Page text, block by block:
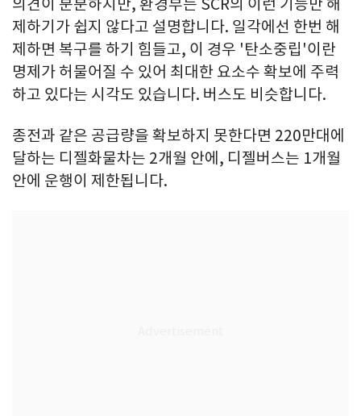
의견이 분분하지만, 환경부는 SCR의 이런 기능만 해
제하기가 쉽지 않다고 설명합니다. 일각에선 한번 해
제하면 복구를 하기 힘들고, 이 경우 '탄소중립'이란
명제가 허물어질 수 있어 최대한 요소수 확보에 주력
하고 있다는 시각도 있습니다. 버스도 비슷합니다.
종전과 같은 공급량을 확보하지 못한다면 220만대에
달하는 디젤화물차는 2개월 안에, 디젤버스는 1개월
안에 운행이 제한됩니다.